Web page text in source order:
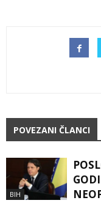
POVEZANI ČLANCI
BIH